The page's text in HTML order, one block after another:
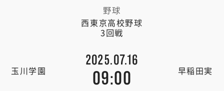
野球
西東京高校野球
3回戦
玉川学園
2025.07.16
09:00 早稲田実